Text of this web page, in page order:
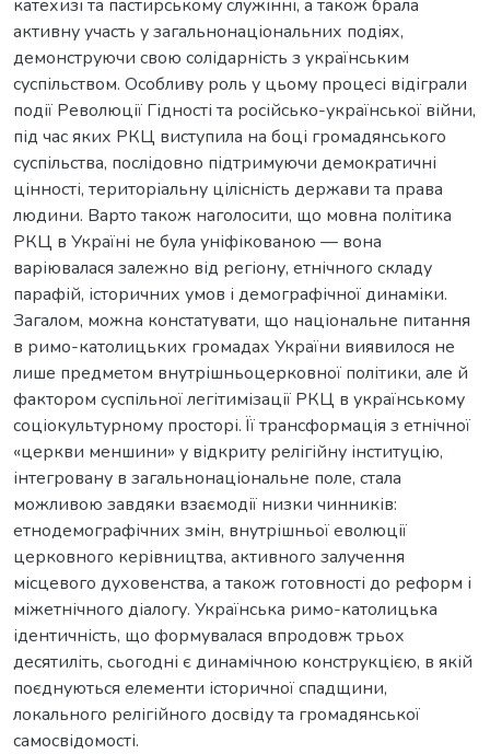
катехизі та пастирському служінні, а також брала
активну участь у загальнонаціональних подіях,
демонструючи свою солідарність з українським
суспільством. Особливу роль у цьому процесі відіграли
події Революції Гідності та російсько-української війни,
під час яких РКЦ виступила на боці громадянського
суспільства, послідовно підтримуючи демократичні
цінності, територіальну цілісність держави та права
людини. Варто також наголосити, що мовна політика
РКЦ в Україні не була уніфікованою — вона
варіювалася залежно від регіону, етнічного складу
парафій, історичних умов і демографічної динаміки.
Загалом, можна констатувати, що національне питання
в римо-католицьких громадах України виявилося не
лише предметом внутрішньоцерковної політики, але й
фактором суспільної легітимізації РКЦ в українському
соціокультурному просторі. Її трансформація з етнічної
«церкви меншини» у відкриту релігійну інституцію,
інтегровану в загальнонаціональне поле, стала
можливою завдяки взаємодії низки чинників:
етнодемографічних змін, внутрішньої еволюції
церковного керівництва, активного залучення
місцевого духовенства, а також готовності до реформ і
міжетнічного діалогу. Українська римо-католицька
ідентичність, що формувалася впродовж трьох
десятиліть, сьогодні є динамічною конструкцією, в якій
поєднуються елементи історичної спадщини,
локального релігійного досвіду та громадянської
самосвідомості.